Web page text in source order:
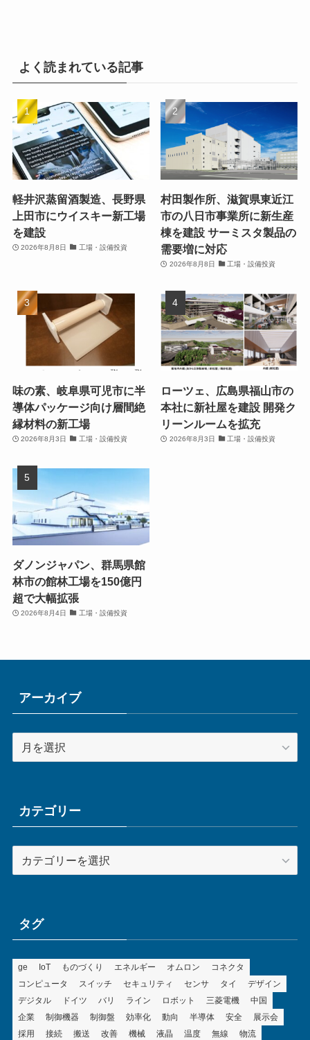
よく読まれている記事
軽井沢蒸留酒製造、長野県
上田市にウイスキー新工場
を建設
2026年8月8日 工場・設備投資
村田製作所、滋賀県東近江
市の八日市事業所に新生産
棟を建設 サーミスタ製品の
需要増に対応
2026年8月8日 工場・設備投資
味の素、岐阜県可児市に半
導体パッケージ向け層間絶
縁材料の新工場
2026年8月3日 工場・設備投資
ローツェ、広島県福山市の
本社に新社屋を建設 開発ク
リーンルームを拡充
2026年8月3日 工場・設備投資
ダノンジャパン、群馬県館
林市の館林工場を150億円
超で大幅拡張
2026年8月4日 工場・設備投資
アーカイブ
ー
ブカテゴリー
テ
ータグ
ge IoT ものづくり エネルギー オムロン
コネクタ
コンピュータ
スイッチ セキュリティ センサ タイ
デザイン
デジタル
ドイツ バリ ライン ロボット 三菱電機
中国
企業
制御機器 制御盤 効率化 動向 半導体 安全
展示会
採用
接続 搬送 改善 機械 液晶 温度 無線 物流